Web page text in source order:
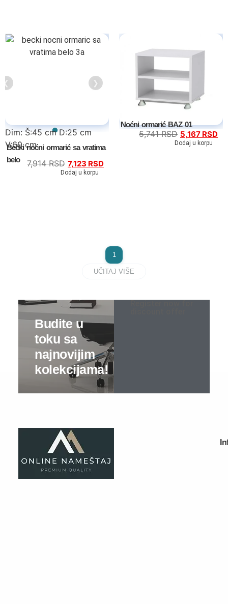
❮ ❯
Dim: Š:45 cm D:25 cm
V:60 cm
Bečki noćni ormarić sa vratima
belo
7,914RSD 7,123 RSD
Dodaj u korpu
Noćni ormarić BAZ 01
5,741RSD 5,167 RSD
Dodaj u korpu
1
UČITAJ VIŠE
Vitrine
Fotelje
Garderoberi – spavaća soba
Stolovi za šminkanje
Dečiji auto kreveti